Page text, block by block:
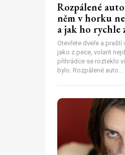
Rozpálené
něm v horku
a jak ho rychle
Otevřete dveře a praští
jako z pece, volant
přihrádce se rozteklo
bylo. Rozpálené auto...